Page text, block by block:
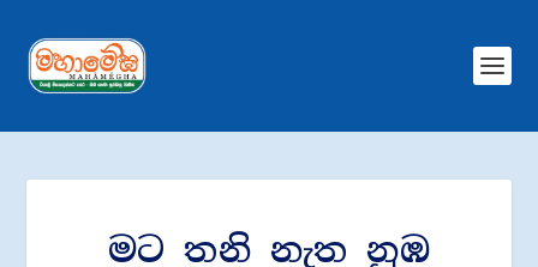
මට තනි නැත නුඹ